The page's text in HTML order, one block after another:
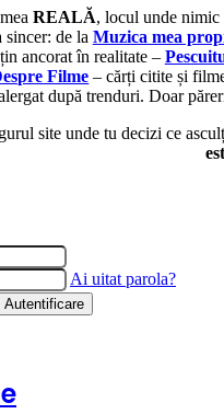
REALĂ, locul unde nimic
sincer: de la Muzica mea
ancorat în realitate –
Filme – cărți citite și
după trenduri. Doar
site unde tu decizi ce
Ai uitat parola?
Autentificare